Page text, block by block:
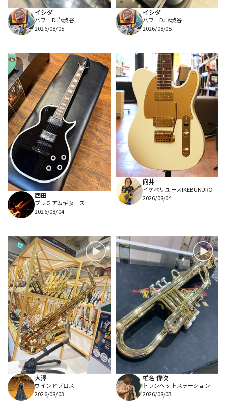
イシダ
パワーDJ's渋谷
2026/08/05
イシダ
パワーDJ's渋谷
2026/08/05
西田
プレミアムギターズ
2026/08/04
向井
イケベリユースIKEBUKURO
2026/08/04
大澤
ウインドブロス
2026/08/03
椎名 偉吹
トランペットステーション
2026/08/03